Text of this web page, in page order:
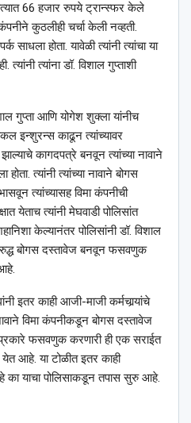
66 हजार रुपये ट्रान्स्फर केले
कुठलीही चर्चा केली नव्हती.
साधला होता. यावेळी त्यांनी त्यांचा या
त्यांनी त्यांना डॉ. विशाल गुप्ताशी
गुप्ता आणि योगेश शुक्ला यांनीच
इन्शुरन्स काढून त्यांच्यावर
कागदपत्रे बनवून त्यांच्या नावाने
त्यांनी त्यांच्या नावाने बोगस
त्यांच्यासह विमा कंपनीची
येताच त्यांनी मेघवाडी पोलिसांत
केल्यानंतर पोलिसांनी डॉ. विशाल
बोगस दस्तावेज बनवून फसवणुक
इतर काही आजी-माजी कर्मचार्‍यांचे
विमा कंपनीकडून बोगस दस्तावेज
फसवणुक करणारी ही एक सराईत
येत आहे. या टोळीत इतर काही
का याचा पोलिसाकडून तपास सुरु आहे.